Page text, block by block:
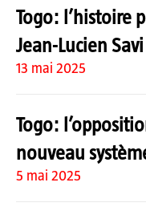
Togo: l’histoire
Jean-Lucien
13 mai 2025
Togo:
nouveau
5 mai 2025